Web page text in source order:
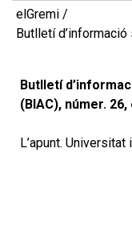
elGremi
Butlletí d’informació
Butlletí
(BIAC), númer.
L’apunt.